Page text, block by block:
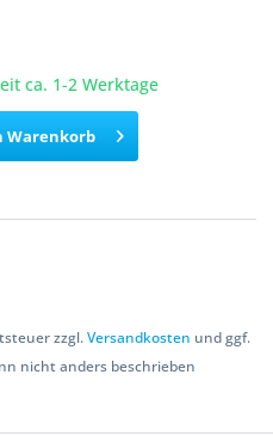
ca. 1-2 Werktage
Warenkorb
zzgl.Versandkosten und ggf.
nicht anders beschrieben